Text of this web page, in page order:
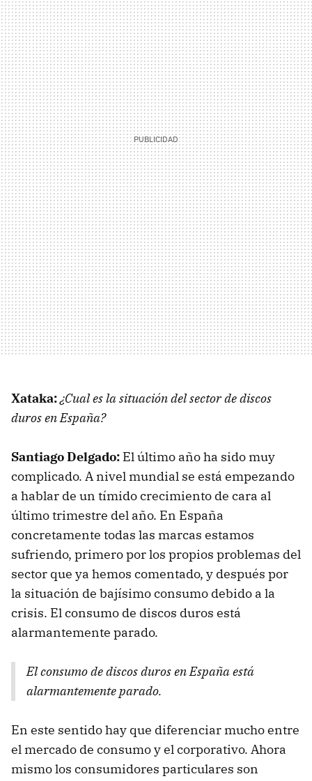
Xataka:¿Cual es la situación del sector de discos
duros en España?
Santiago Delgado: El último año ha sido muy
complicado. A nivel mundial se está empezando
a hablar de un tímido crecimiento de cara al
último trimestre del año. En España
concretamente todas las marcas estamos
sufriendo, primero por los propios problemas del
sector que ya hemos comentado, y después por
la situación de bajísimo consumo debido a la
crisis. El consumo de discos duros está
alarmantemente parado.
El consumo de discos duros en España está
alarmantemente parado.
En este sentido hay que diferenciar mucho entre
el mercado de consumo y el corporativo. Ahora
mismo los consumidores particulares son